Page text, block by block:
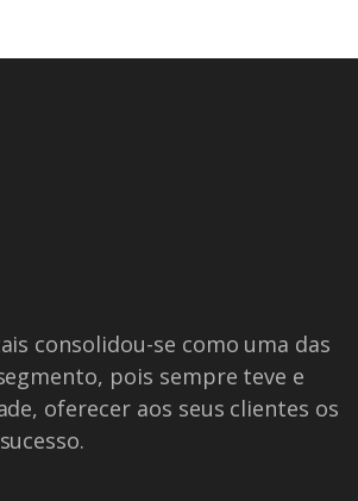
consolidou-se como uma das
pois sempre teve e
oferecer aos seus clientes os